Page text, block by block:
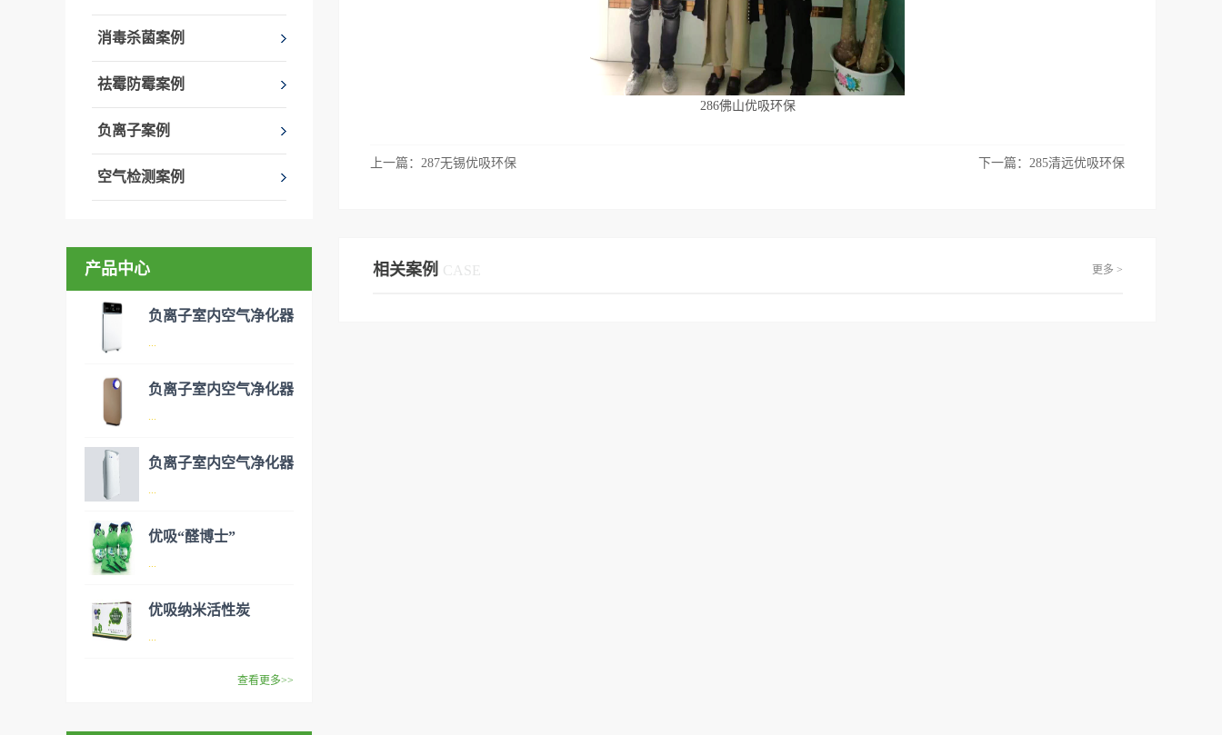
消毒杀菌案例
祛霉防霉案例
负离子案例
空气检测案例
产品中心
负离子室内空气净化器
...
般包括PM2.5、粉尘、花粉、
高空气清洁度的效果。主要功
能：除甲醛/除异味/杀菌应用
所、使用方法：见产品说明手
册
负离子室内空气净化器
...
般包括PM2.5、粉尘、花粉、
高空气清洁度的效果。主要功
能：除甲醛/除异味/杀菌应用
所、使用方法：见产品说明手
负离子室内空气净化器
...
般包括PM2.5、粉尘、花粉、
效去除挥发性有机物，有效提
优吸“醛博士”
...
在甲醛领域是非常专业的一位
优吸纳米活性炭
...
查看更多>>
286佛山优吸环保
上一篇： 287无锡优吸环保 下一篇： 285清远优吸环保
相关案例 CASE 更多 >